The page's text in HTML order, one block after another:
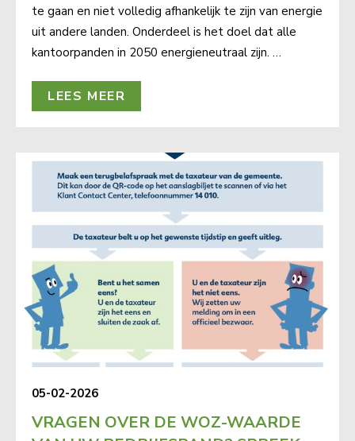
te gaan en niet volledig afhankelijk te zijn van energie
uit andere landen. Onderdeel is het doel dat alle
kantoorpanden in 2050 energieneutraal zijn. …
LEES MEER
05-02-2026
VRAGEN OVER DE WOZ-WAARDE